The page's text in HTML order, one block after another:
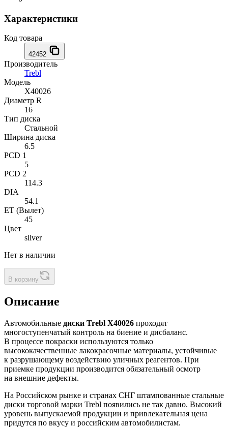
Характеристики
Код товара
42452
Производитель
Trebl
Модель
X40026
Диаметр R
16
Тип диска
Стальной
Ширина диска
6.5
PCD 1
5
PCD 2
114.3
DIA
54.1
ET (Вылет)
45
Цвет
silver
Нет в наличии
В корзину
Описание
Автомобильные диски Trebl X40026 проходят
многоступенчатый контроль на биение и дисбаланс.
В процессе покраски используются только
высококачественные лакокрасочные материалы, устойчивые
к разрушающему воздействию уличных реагентов. При
приемке продукции производится обязательный осмотр
на внешние дефекты.
На Российском рынке и странах СНГ штампованные стальные
диски торговой марки Trebl появились не так давно. Высокий
уровень выпускаемой продукции и привлекательная цена
придутся по вкусу и российским автомобилистам.